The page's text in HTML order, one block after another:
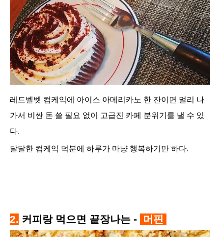
레드벨벳 컵케익에 아이스 아메리카노 한 잔이면 멀리 나
가서 비싼 돈 쓸 필요 없이 고급진 카페 분위기를 낼 수 있
다.
달달한 컵케익 덕분에 하루가 마냥 행복하기만 하다.
2. 커피랑 먹으면 끝장나는 - 머핀